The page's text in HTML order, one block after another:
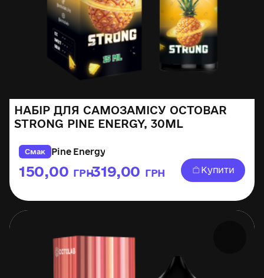
НАБІР ДЛЯ САМОЗАМІСУ OCTOBAR
STRONG PINE ENERGY, 30ML
Смак Pine Energy
150,00 ГРН
–319,00 ГРН Купити